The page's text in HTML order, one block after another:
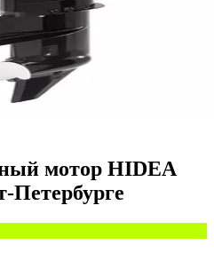
мотор HIDEA
Петербурге